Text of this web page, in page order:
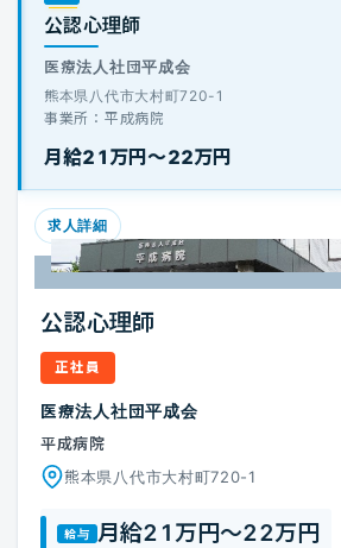
公認心理師
医療法人社団平成会
熊本県八代市大村町720-1
事業所：平成病院
月給21万円〜22万円
公認心理師
正社員
医療法人社団平成会
平成病院
熊本県八代市大村町720-1
給与 月給21万円〜22万円